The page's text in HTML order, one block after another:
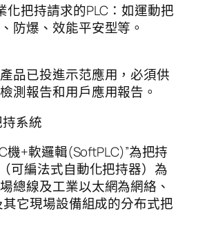
化把持請求的PLC：如運動把
防爆、效能平安型等。
品已投進示范應用，必須供
測報告和用戶應用報告。
持系統
機+軟邏輯(SoftPLC)”為把持
可編法式自動化把持器）為
總線及工業以太網為網絡、
它現場設備組成的分布式把